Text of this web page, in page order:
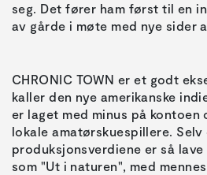
seg. Det fører ham først til en
av gårde i møte med nye sider
CHRONIC TOWN er et godt
kaller den nye amerikanske
er laget med minus på kontoen
lokale amatørskuespillere. Selv
produksjonsverdiene er så
som "Ut i naturen", med